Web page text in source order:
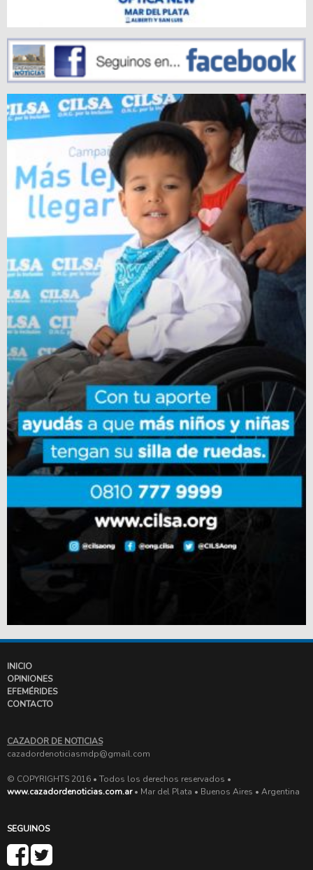
INICIO
OPINIONES
EFEMÉRIDES
CONTACTO
CAZADOR DE NOTICIAS
cazadordenoticiasmdp@gmail.com
© COPYRIGHTS 2016 • Todos los derechos reservados •
www.cazadordenoticias.com.ar• Mar del Plata • Buenos Aires • Argentina
SEGUINOS